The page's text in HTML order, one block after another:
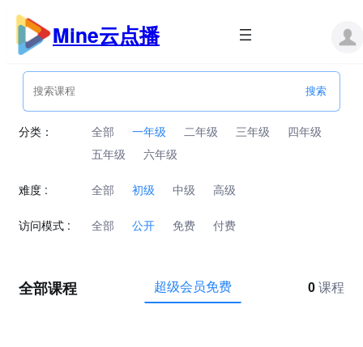
跳
内
Mine云点播
分类： 全部 一年级 二年级 三年级
四年级
五年级
六年级
难度 : 全部 初级 中级 高级
访问模式 : 全部 公开 免费 付费
全部课程 超级会员免费 0 课程